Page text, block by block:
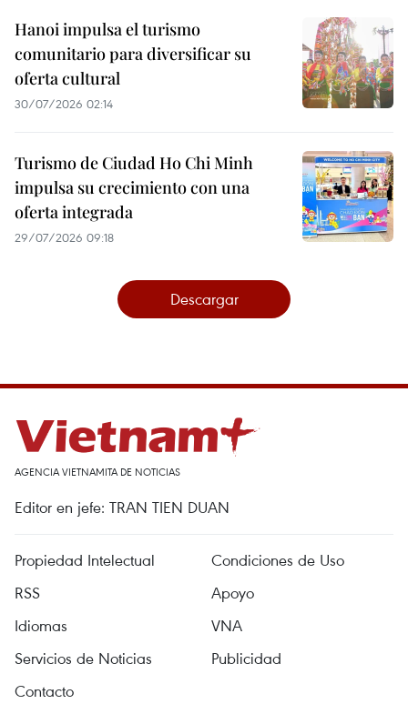
Hanoi impulsa el turismo
comunitario para diversificar su
oferta cultural
30/07/2026 02:14
Turismo de Ciudad Ho Chi Minh
impulsa su crecimiento con una
oferta integrada
29/07/2026 09:18
Descargar
AGENCIA VIETNAMITA DE NOTICIAS
Editor en jefe: TRAN TIEN DUAN
Propiedad Intelectual
Condiciones de Uso
RSS
Apoyo
Idiomas
VNA
Servicios de Noticias
Publicidad
Contacto